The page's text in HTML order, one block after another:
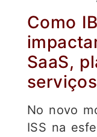
Como
SaaS,
No novo
ISS na